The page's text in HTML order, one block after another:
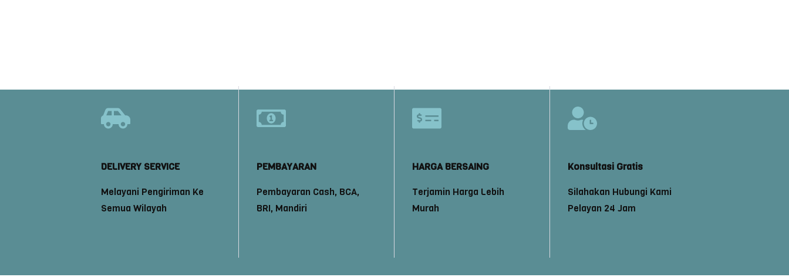
DELIVERY SERVICE
Melayani Pengiriman Ke
Semua Wilayah
PEMBAYARAN
Pembayaran Cash, BCA,
BRI, Mandiri
HARGA BERSAING
Terjamin Harga Lebih
Murah
Konsultasi Gratis
Silahakan Hubungi Kami
Pelayan 24 Jam